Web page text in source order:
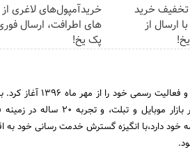
تخفیف خرید
ارسال از
خریدآمپول‌های لاغری از
های اطرافت، ارسال
پک یخ!
برتر دیجیتال ایده برتر دیجیتال از آذر ماه ۱۳۹۵
که به عنوان پشتوانه، تجربه ۱۰ ساله در زمینه فعالیت در بازار
خود دارد،با انگیزه گسترش خدمت رسانی خود به